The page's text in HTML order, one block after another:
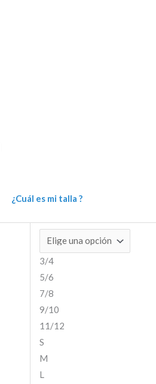
¿Cuál es mi talla ?
3/4
5/6
7/8
9/10
11/12
S
M
L